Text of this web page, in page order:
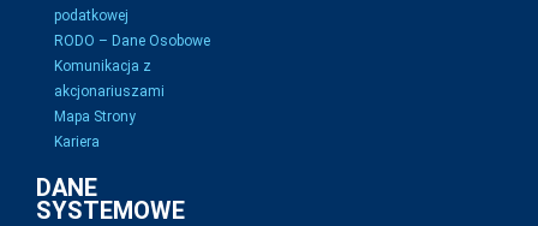
podatkowej
RODO – Dane Osobowe
Komunikacja z
akcjonariuszami
Mapa Strony
Kariera
DANE
SYSTEMOWE